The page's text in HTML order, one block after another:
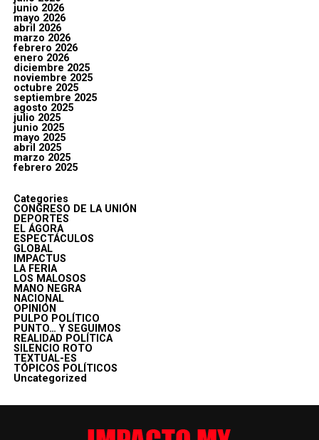
junio 2026
mayo 2026
abril 2026
marzo 2026
febrero 2026
enero 2026
diciembre 2025
noviembre 2025
octubre 2025
septiembre 2025
agosto 2025
julio 2025
junio 2025
mayo 2025
abril 2025
marzo 2025
febrero 2025
Categories
CONGRESO DE LA UNIÓN
DEPORTES
EL ÁGORA
ESPECTÁCULOS
GLOBAL
IMPACTUS
LA FERIA
LOS MALOSOS
MANO NEGRA
NACIONAL
OPINIÓN
PULPO POLÍTICO
PUNTO… Y SEGUIMOS
REALIDAD POLÍTICA
SILENCIO ROTO
TEXTUAL-ES
TÓPICOS POLÍTICOS
Uncategorized